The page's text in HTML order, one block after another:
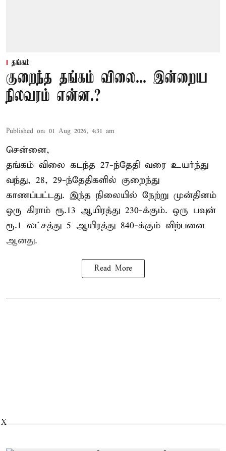
தங்கம்
குறைந்த தங்கம் விலை... இன்றைய
நிலவரம் என்ன.?
Published on: 01 Aug 2026, 4:31 am
சென்னை,
தங்கம் விலை கடந்த 27-ந்தேதி வரை உயர்ந்து
வந்து, 28, 29-ந்தேதிகளில் குறைந்து
காணப்பட்டது. இந்த நிலையில் நேற்று முன்தினம்
ஒரு கிராம் ரூ.13 ஆயிரத்து 230-க்கும். ஒரு பவுன்
ரூ.1 லட்சத்து 5 ஆயிரத்து 840-க்கும் விற்பனை
ஆனது.
Read More
X